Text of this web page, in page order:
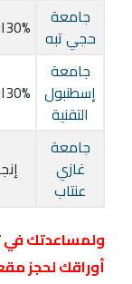
جامعة
حجي تبه 30%انجليزي
جامعة
إسطنبول
التقنية
30%انجليزي
جامعة
غازي
عنتاب
ولمساعدتك في
أوراقك لحجز